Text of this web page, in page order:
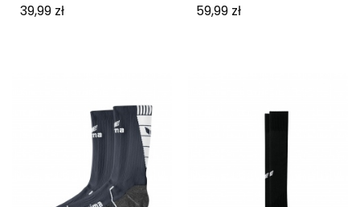
39,99 zł
59,99 zł